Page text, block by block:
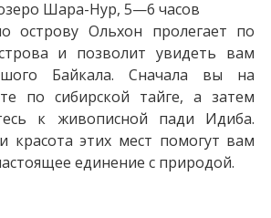
Шара-Нур, 5—6 часов
острову Ольхон пролегает по
и позволит увидеть вам
Байкала. Сначала вы на
по сибирской тайге, а затем
к живописной пади Идиба.
красота этих мест помогут вам
единение с природой.